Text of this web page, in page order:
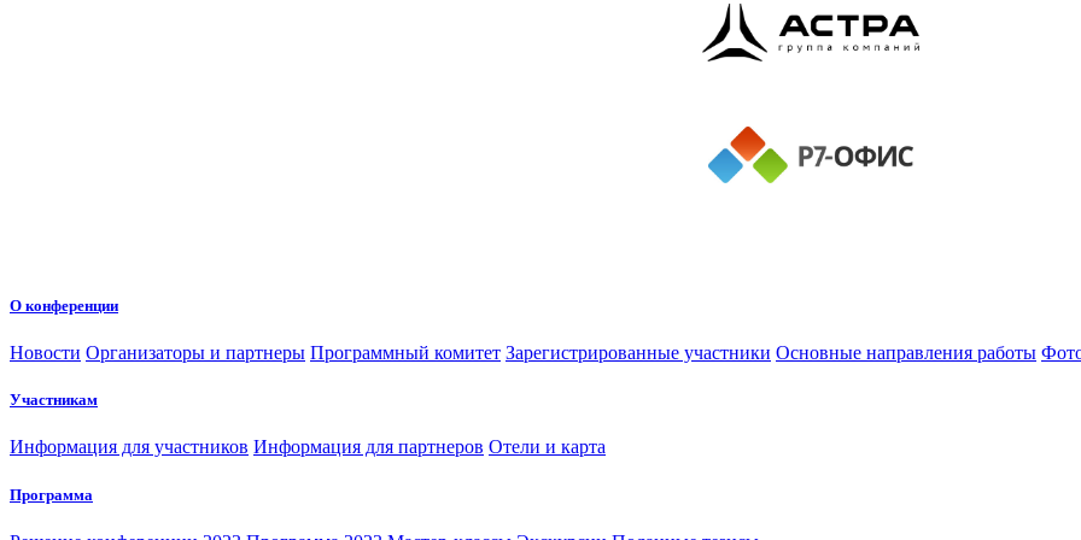
О конференции
Новости Организаторы и партнеры Программный комитет Зарегистрированные участники Основные направления работы
Участникам
Информация для участников Информация для партнеров Отели и карта
Программа